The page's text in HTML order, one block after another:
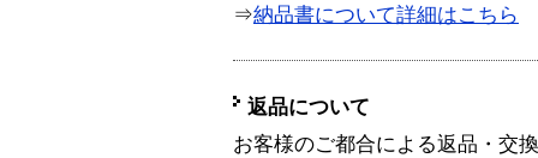
⇒納品書について詳細はこちら
返品について
お客様のご都合による返品・交